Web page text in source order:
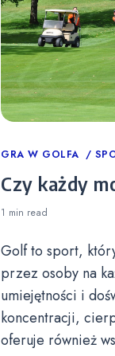
Categories
GRA W GOLFA
Czy każdy
1 min read
Golf to sport,
przez osoby na
umiejętności i
koncentracji,
oferuje również